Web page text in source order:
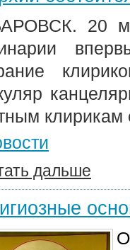
20
клирикам
дальше